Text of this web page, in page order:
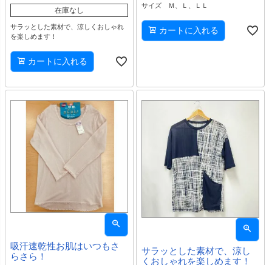
在庫なし
サラッとした素材で、涼しくおしゃれ
を楽しめます！
カートに入れる
サイズ Ｍ、Ｌ、ＬＬ
カートに入れる
吸汗速乾性お肌はいつもさ
らさら！
サラッとした素材で、涼し
くおしゃれを楽しめます！